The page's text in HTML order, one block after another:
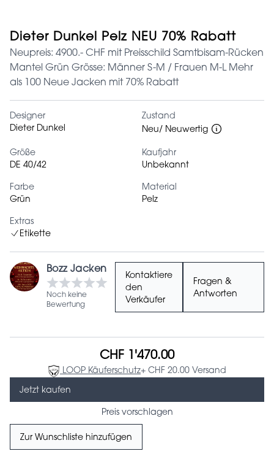
Dieter Dunkel Pelz NEU 70% Rabatt
Neupreis: 4900.- CHF mit Preisschild Samtbisam-Rücken
Mantel Grün Grösse: Männer S-M / Frauen M-L Mehr
als 100 Neue Jacken mit 70% Rabatt
Designer
Dieter Dunkel
Zustand
Neu/ Neuwertig
Größe
DE 40/42
Kaufjahr
Unbekannt
Farbe
Grün
Material
Pelz
Extras
Etikette
Bozz Jacken
Noch keine
Bewertung
Kontaktiere
den
Verkäufer
Fragen &
Antworten
CHF 1'470.00
LOOP Käuferschutz+ CHF 20.00 Versand
Jetzt kaufen
Preis vorschlagen
Zur Wunschliste hinzufügen